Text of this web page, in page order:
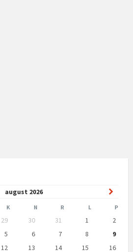
august 2026
Month
K N R L P
29 30 31 1
2
5 6 7 8
9
12 13 14 15
16